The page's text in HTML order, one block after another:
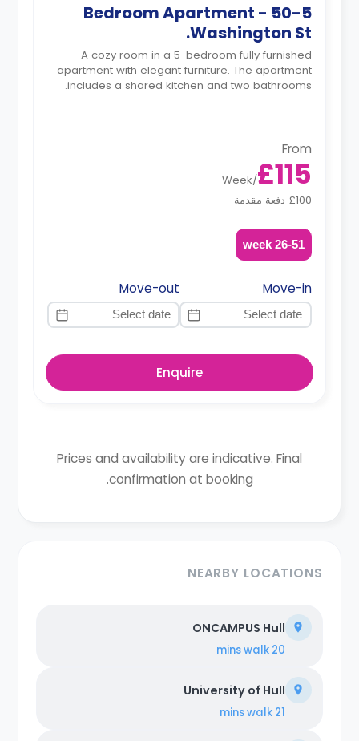
5-Bedroom Apartment - 50
Washington St.
A cozy room in a 5-bedroom fully furnished
apartment with elegant furniture. The apartment
includes a shared kitchen and two bathrooms.
From
£115
/
Week
£100 دفعة مقدمة
26-51 week
Move-in
Move-out
Enquire
Prices and availability are indicative. Final
confirmation at booking.
NEARBY LOCATIONS
ONCAMPUS Hull
20 mins
walk
University of Hull
21 mins
walk